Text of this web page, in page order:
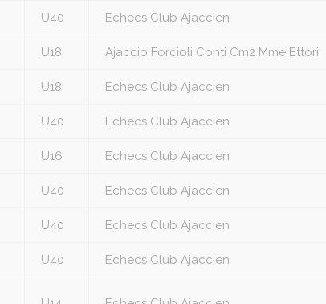
U40 Echecs Club Ajaccien
U18 Ajaccio Forcioli Conti Cm2 Mme Ettori
U18 Echecs Club Ajaccien
U40 Echecs Club Ajaccien
U16 Echecs Club Ajaccien
U40 Echecs Club Ajaccien
U40 Echecs Club Ajaccien
U40 Echecs Club Ajaccien